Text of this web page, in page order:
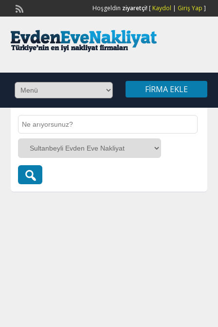
Hoşgeldin ziyaretçi![ Kaydol | Giriş Yap ]
FIRMA EKLE